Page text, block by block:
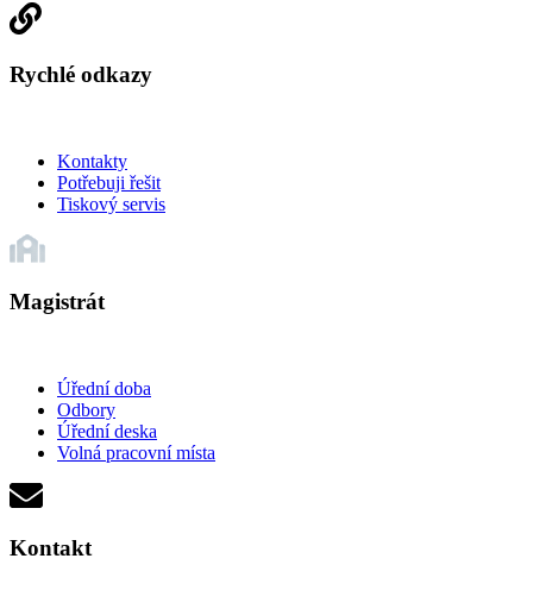
Rychlé odkazy
Kontakty
Potřebuji řešit
Tiskový servis
Magistrát
Úřední doba
Odbory
Úřední deska
Volná pracovní místa
Kontakt